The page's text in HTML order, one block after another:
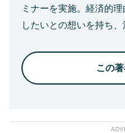
ミナーを実施。経済的
したいとの想いを持ち、
この